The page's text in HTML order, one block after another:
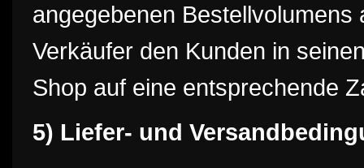
angegebenen
Verkäufer den Kunden in
Shop auf eine entsprechende
5) Liefer- und